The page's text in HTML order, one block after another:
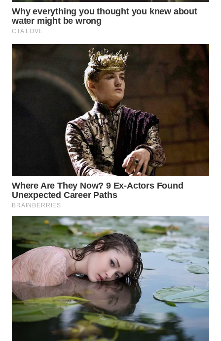
TEBING
TINGGI
PAKPAK
WN
WN
DEPOK
WN
TAPANULI
UTARA
WN
SAMOSIR
WN
PADANG